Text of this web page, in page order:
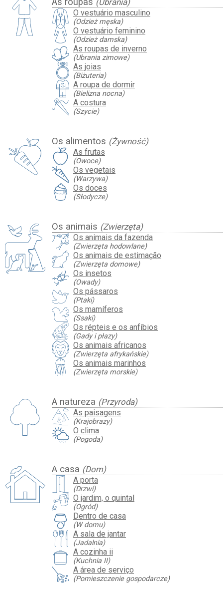
O vestuário masculino
(Odzież męska)
O vestuário feminino
(Odzież damska)
As roupas de inverno
(Ubrania zimowe)
As joias
(Biżuteria)
A roupa de dormir
(Bielizna nocna)
A costura
(Szycie)
Os alimentos (Żywność)
As frutas
(Owoce)
Os vegetais
(Warzywa)
Os doces
(Słodycze)
Os animais (Zwierzęta)
Os animais da fazenda
(Zwierzęta hodowlane)
Os animais de estimação
(Zwierzęta domowe)
Os insetos
(Owady)
Os pássaros
(Ptaki)
Os mamíferos
(Ssaki)
Os répteis e os anfíbios
(Gady i płazy)
Os animais africanos
(Zwierzęta afrykańskie)
Os animais marinhos
(Zwierzęta morskie)
A natureza (Przyroda)
As paisagens
(Krajobrazy)
O clima
(Pogoda)
A casa (Dom)
A porta
(Drzwi)
O jardim, o quintal
(Ogród)
Dentro de casa
(W domu)
A sala de jantar
(Jadalnia)
A cozinha ii
(Kuchnia II)
A área de serviço
(Pomieszczenie gospodarcze)